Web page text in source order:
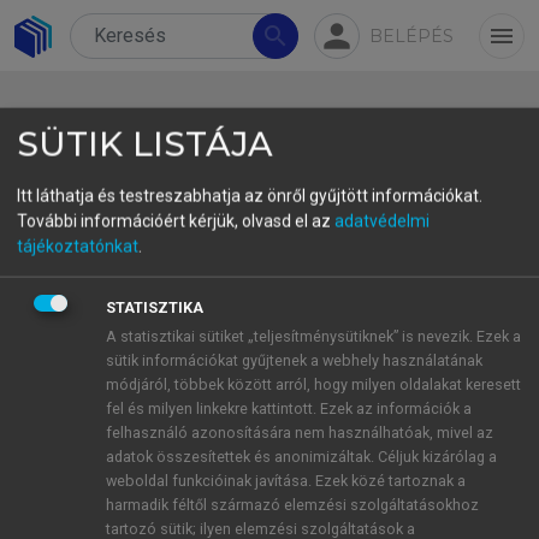
search person BELÉPÉS menu
11.1.1 Definitions of cohesion
Cohesion has several definitions and approaches in
text linguistics (Károly, 2014, p. 55) and even
though it is seen as a rather controversial term,
most authors consider it as one of the basic
aspects of textuality.
De Beaugrande and Dressler list Cohesion as
one of the seven standards of textuality, together
with Coherence, Intentionality, Acceptability,
SÜTIK LISTÁJA
Itt láthatja és testreszabhatja az önről gyűjtött információkat.
További információért kérjük, olvasd el az adatvédelmi
tájékoztatónkat.
STATISZTIKA
A statisztikai sütiket „teljesítménysütiknek” is nevezik. Ezek a
sütik információkat gyűjtenek a webhely használatának
módjáról, többek között arról, hogy milyen oldalakat keresett
fel és milyen linkekre kattintott. Ezek az információk a
felhasználó azonosítására nem használhatóak, mivel az
adatok összesítettek és anonimizáltak. Céljuk kizárólag a
weboldal funkcióinak javítása. Ezek közé tartoznak a
harmadik féltől származó elemzési szolgáltatásokhoz
tartozó sütik; ilyen elemzési szolgáltatások a